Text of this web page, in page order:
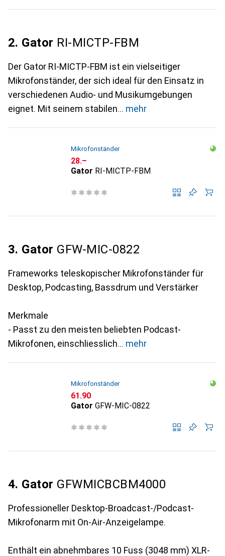
2. Gator RI-MICTP-FBM
Der Gator RI-MICTP-FBM ist ein vielseitiger
Mikrofonständer, der sich ideal für den Einsatz in
verschiedenen Audio- und Musikumgebungen
eignet. Mit seinem stabilen
mehr
Mikrofonständer
CHF
28.–
Gator RI-MICTP-FBM
3. Gator GFW-MIC-0822
Frameworks teleskopischer Mikrofonständer für
Desktop, Podcasting, Bassdrum und Verstärker
Merkmale
- Passt zu den meisten beliebten Podcast-
Mikrofonen, einschliesslich
mehr
Mikrofonständer
CHF
61.90
Gator GFW-MIC-0822
4. Gator GFWMICBCBM4000
Professioneller Desktop-Broadcast-/Podcast-
Mikrofonarm mit On-Air-Anzeigelampe.
Enthält ein abnehmbares 10 Fuss (3048 mm) XLR-